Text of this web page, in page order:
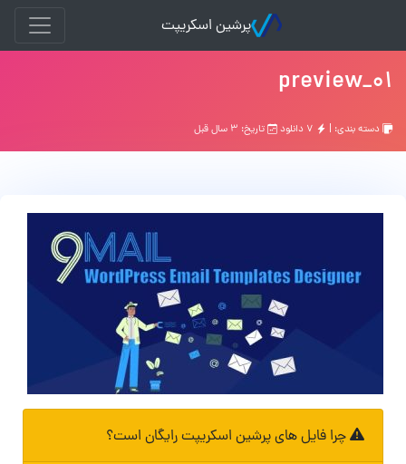
پرشین اسکریپت
01_preview
دسته بندی: | تاریخ: ۳ سال قبل
چرا فایل های پرشین اسکریپت رایگان است؟